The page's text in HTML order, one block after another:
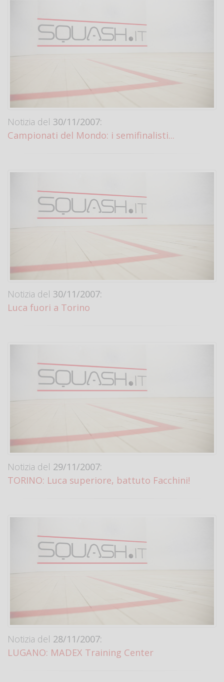
Notizia del 30/11/2007:
Campionati del Mondo: i semifinalisti...
Notizia del 30/11/2007:
Luca fuori a Torino
Notizia del 29/11/2007:
TORINO: Luca superiore, battuto Facchini!
Notizia del 28/11/2007:
LUGANO: MADEX Training Center